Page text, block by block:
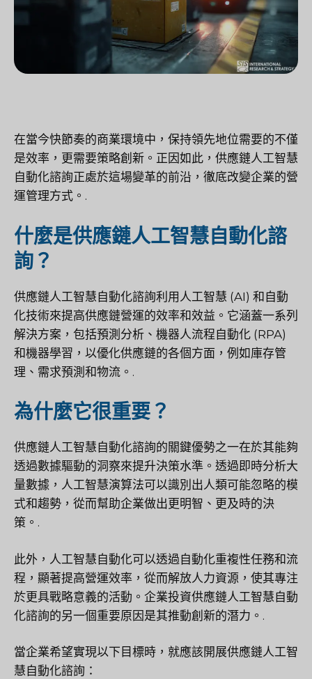
在當今快節奏的商業環境中，保持領先地位需要的不僅
是效率，更需要策略創新。正因如此，供應鏈人工智慧
自動化諮詢正處於這場變革的前沿，徹底改變企業的營
運管理方式。.
什麼是供應鏈人工智慧自動化諮
詢？
供應鏈人工智慧自動化諮詢利用人工智慧 (AI) 和自動
化技術來提高供應鏈營運的效率和效益。它涵蓋一系列
解決方案，包括預測分析、機器人流程自動化 (RPA)
和機器學習，以優化供應鏈的各個方面，例如庫存管
理、需求預測和物流。.
為什麼它很重要？
供應鏈人工智慧自動化諮詢的關鍵優勢之一在於其能夠
透過數據驅動的洞察來提升決策水準。透過即時分析大
量數據，人工智慧演算法可以識別出人類可能忽略的模
式和趨勢，從而幫助企業做出更明智、更及時的決
策。.
此外，人工智慧自動化可以透過自動化重複性任務和流
程，顯著提高營運效率，從而解放人力資源，使其專注
於更具戰略意義的活動。企業投資供應鏈人工智慧自動
化諮詢的另一個重要原因是其推動創新的潛力。.
當企業希望實現以下目標時，就應該開展供應鏈人工智
慧自動化諮詢：